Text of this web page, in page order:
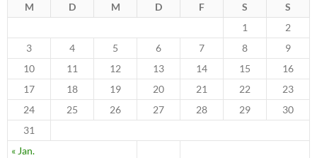
M D M D F S S
« Jan.
1
2
3
4 5 6 7 8
9
10
11 12 13 14 15
16
17
18 19 20 21 22
23
24
25 26 27 28 29
30
31